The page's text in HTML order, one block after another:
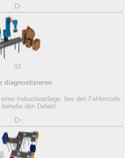
03
diagnostizieren
Industrieanlage, lies den Fehlercode
behebe den Defekt.